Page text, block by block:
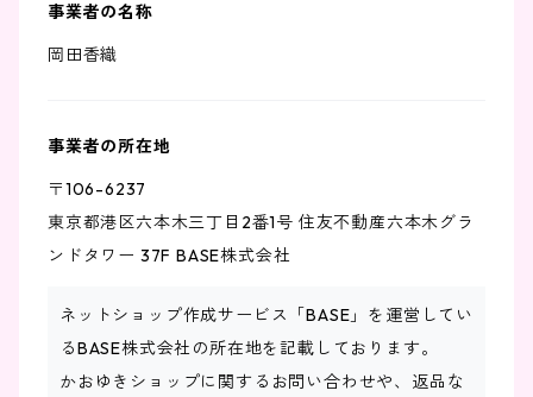
事業者の名称
岡田香織
事業者の所在地
〒106-6237
東京都港区六本木三丁目2番1号 住友不動産六本木グラ
ンドタワー 37F BASE株式会社
ネットショップ作成サービス「BASE」を運営してい
るBASE株式会社の所在地を記載しております。
かおゆきショップに関するお問い合わせや、返品な